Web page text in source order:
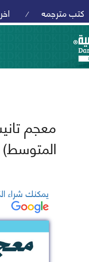
كتب مترجمه /
معجم
المتوسط)
يمكنك شراء